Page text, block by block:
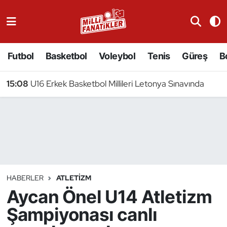
Futbol Basketbol Voleybol Tenis Güreş
15:08 U16 Erkek Basketbol Millileri Letonya Sınavında
HABERLER ATLETIZM
Aycan Önel U14 Atletizm
Şampiyonası canlı
Badminton
Binicilik
Bisiklet